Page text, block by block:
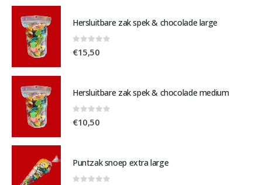
Hersluitbare zak spek & chocolade large
0out of 5
€15,50
Hersluitbare zak spek & chocolade medium
€10,50
Puntzak snoep extra large